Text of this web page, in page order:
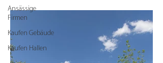
Ansässige
Firmen
Kaufen Gebäude
Kaufen Hallen